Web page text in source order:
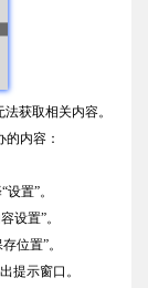
获取相关内容。
的内容：
置”。
设置”。
位置”。
提示窗口。